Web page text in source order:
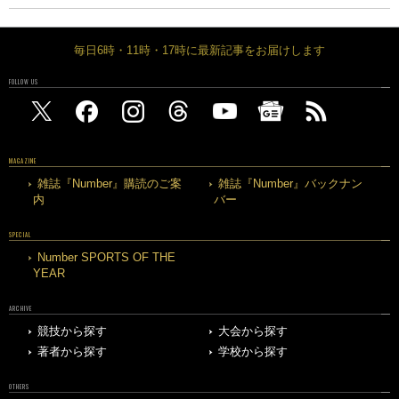
毎日6時・11時・17時に最新記事をお届けします
FOLLOW US
MAGAZINE
雑誌『Number』購読のご案
内
雑誌『Number』バックナン
バー
SPECIAL
Number SPORTS OF THE
YEAR
ARCHIVE
競技から探す
大会から探す
著者から探す
学校から探す
OTHERS